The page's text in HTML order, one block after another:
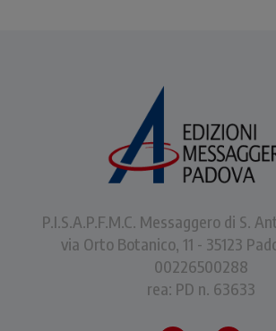
P.I.S.A.P.F.M.C. Messaggero di S.
via Orto Botanico, 11 - 35123
00226500288
rea: PD n. 63633